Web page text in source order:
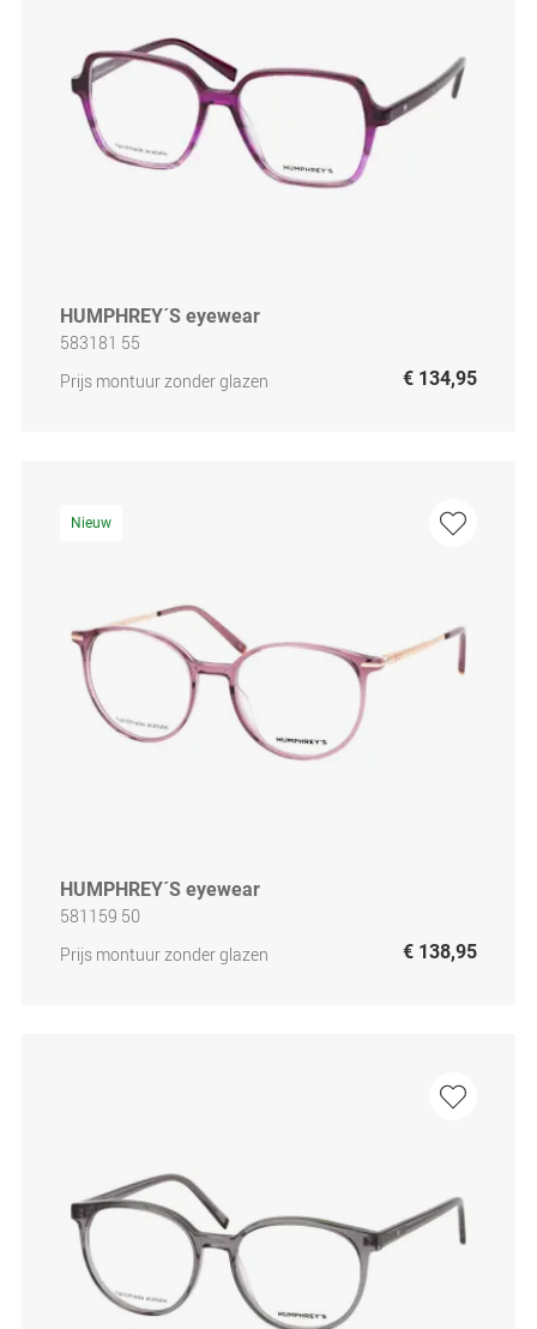
HUMPHREY´S eyewear
583181 55
Prijs montuur zonder glazen
€ 134,95
Nieuw
HUMPHREY´S eyewear
581159 50
Prijs montuur zonder glazen
€ 138,95